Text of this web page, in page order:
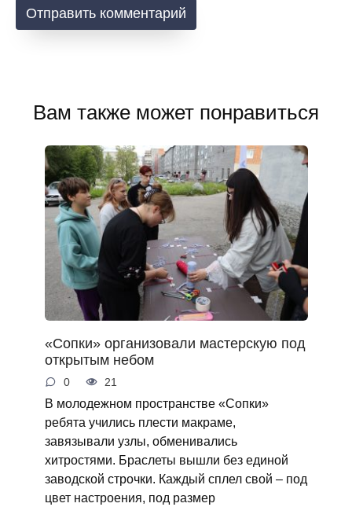
Вам также может понравиться
«Сопки» организовали мастерскую под
открытым небом
0 21
В молодежном пространстве «Сопки»
ребята учились плести макраме,
завязывали узлы, обменивались
хитростями. Браслеты вышли без единой
заводской строчки. Каждый сплел свой – под
цвет настроения, под размер